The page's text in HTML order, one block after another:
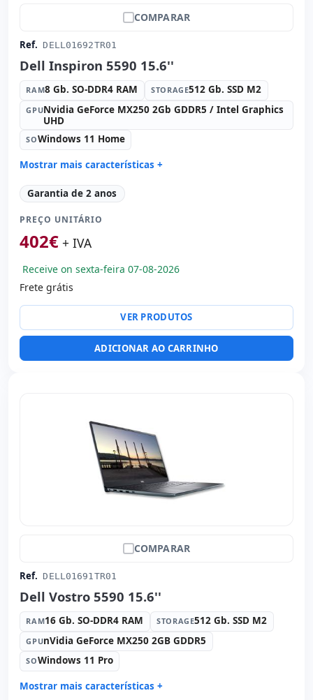
COMPARAR
Ref. DELL01692TR01
Dell Inspiron 5590 15.6''
RAM8 Gb. SO-DDR4 RAM STORAGE512 Gb. SSD M2
GPUNvidia GeForce MX250 2Gb GDDR5 / Intel Graphics
UHD
SOWindows 11 Home
Mostrar mais características +
Connectivity: WIFI · Bluetooth
Processador: Intel Core i7 10510U 1.8 GHz.
Som: Realtek HDA
Cartões: Network:
IPS 15.6 '' FullHD 16: 10 · Resolução 1920x1080
Portas de vídeo:
Multimídia: Webcam · Leitor SD
Bateria Nova · Layout do teclado
Internacional (adesivos espanhol) · Teclado numérico
35x23x1.9 cm.
Garantia de 2 anos
PREÇO UNITÁRIO
402€ + IVA
Receive on sexta-feira 07-08-2026
Frete grátis
VER PRODUTOS
ADICIONAR AO CARRINHO
COMPARAR
Ref. DELL01691TR01
Dell Vostro 5590 15.6''
RAM16 Gb. SO-DDR4 RAM STORAGE512 Gb. SSD M2
GPUnVidia GeForce MX250 2GB GDDR5
SOWindows 11 Pro
Mostrar mais características +